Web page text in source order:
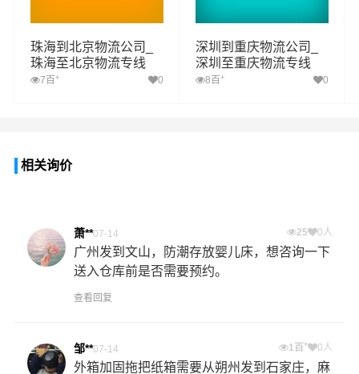
珠海到北京物流公司_
珠海至北京物流专线
7百 + 0
深圳到重庆物流公司_
深圳至重庆物流专线
8百 + 0
相关询价
萧**07-14 25 0人
广州发到文山，防潮存放婴儿床，想咨询一下
送入仓库前是否需要预约。
查看回复
邹**07-14 1百+ 0人
外箱加固拖把纸箱需要从朔州发到石家庄，麻